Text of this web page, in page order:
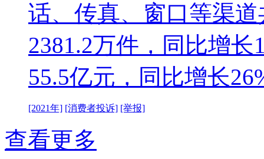
话、传真、窗口等渠
2381.2万件，同比增
55.5亿元，同比增长
[2021年] [消费者投诉] [举报]
查看更多